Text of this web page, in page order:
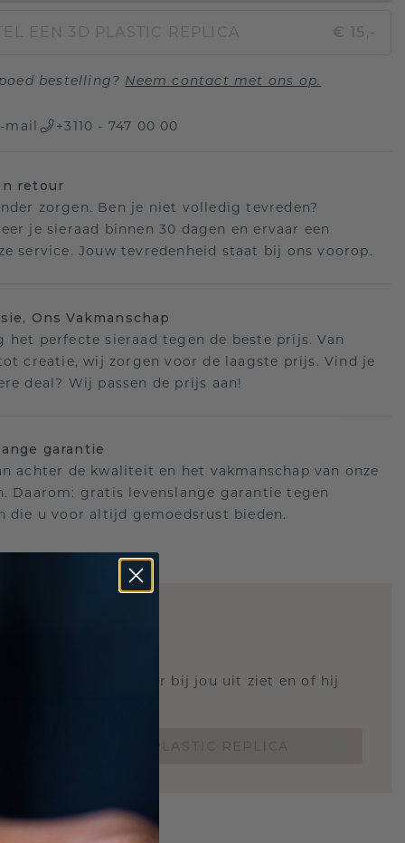
EEN 3D PLASTIC REPLICA € 15,-
bestelling? Neem contact met ons op.
mail +3110 - 747 00 00
retour
zorgen. Ben je niet volledig tevreden?
je sieraad binnen 30 dagen en ervaar een
service. Jouw tevredenheid staat bij ons voorop.
Ons Vakmanschap
het perfecte sieraad tegen de beste prijs. Van
creatie, wij zorgen voor de laagste prijs. Vind je
deal? Wij passen de prijs aan!
garantie
achter de kwaliteit en het vakmanschap van onze
Daarom: gratis levenslange garantie tegen
die u voor altijd gemoedsrust bieden.
hoe deze ring er bij jou uit ziet en of hij